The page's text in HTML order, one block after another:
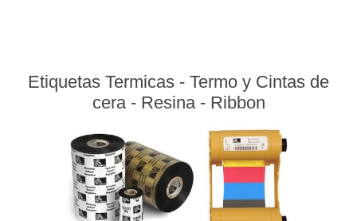
Etiquetas Termicas - Termo y Cintas de
cera - Resina - Ribbon